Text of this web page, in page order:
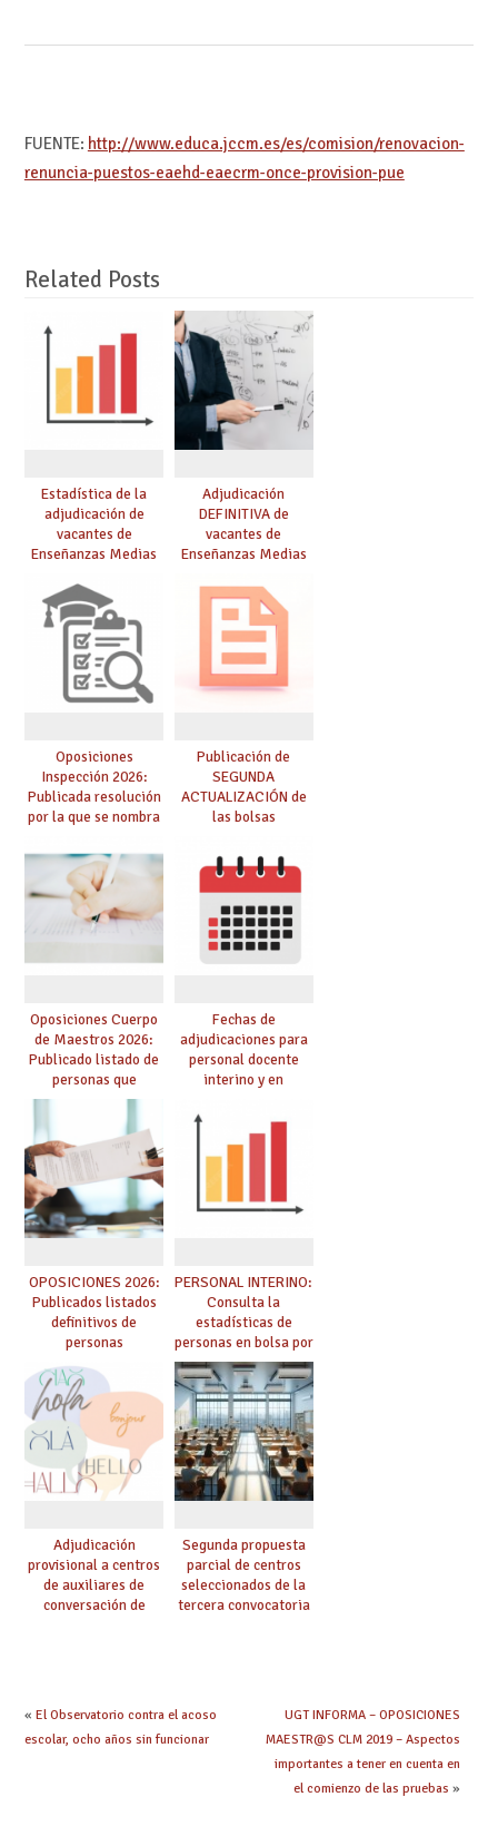
FUENTE: http://www.educa.jccm.es/es/comision/renovacion-
renuncia-puestos-eaehd-eaecrm-once-provision-pue
Related Posts
Estadística de la
adjudicación de
vacantes de
Enseñanzas Medias
Adjudicación
DEFINITIVA de
vacantes de
Enseñanzas Medias
Oposiciones
Inspección 2026:
Publicada resolución
por la que se nombra
prácticas, se regulan
dichas prácticas y se
convoca acto público
de adjudicación
Publicación de
SEGUNDA
ACTUALIZACIÓN de
las bolsas
Cuerpo de Maestros
de especialidades
convocadas a
oposición
Oposiciones Cuerpo
de Maestros 2026:
Publicado listado de
personas que
adquieren nueva
especialidad
Fechas de
adjudicaciones para
personal docente
interino y en
debes saber
OPOSICIONES 2026:
Publicados listados
definitivos de
personas
seleccionadas. ¿Qué
hacer ahora si he
obtenido plaza?
PERSONAL INTERINO:
Consulta la
estadísticas de
personas en bolsa por
cuerpo, especialidad
y tipo de bolsa para
el curso 26/27
Adjudicación
provisional a centros
de auxiliares de
conversación de
Segunda propuesta
parcial de centros
seleccionados de la
tercera convocatoria
« El Observatorio contra el acoso
escolar, ocho años sin funcionar
UGT INFORMA – OPOSICIONES
MAESTR@S CLM 2019 – Aspectos
importantes a tener en cuenta en
el comienzo de las pruebas »